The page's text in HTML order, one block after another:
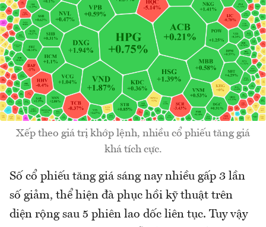
Xếp theo giá trị khớp lệnh, nhiều cổ phiếu tăng giá
khá tích cực.
Số cổ phiếu tăng giá sáng nay nhiều gấp 3 lần
số giảm, thể hiện đà phục hồi kỹ thuật trên
diện rộng sau 5 phiên lao dốc liên tục. Tuy vậy